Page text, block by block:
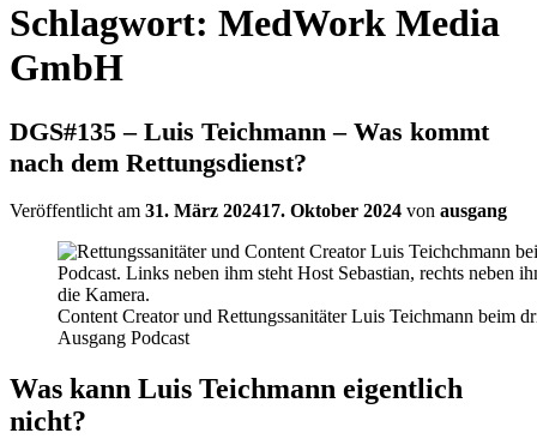
Schlagwort: MedWork Media
GmbH
DGS#135 – Luis Teichmann – Was kommt
nach dem Rettungsdienst?
Veröffentlicht am 31. März 202417. Oktober 2024 von ausgang
Content Creator und Rettungssanitäter Luis Teichmann beim
Ausgang Podcast
Was kann Luis Teichmann eigentlich
nicht?